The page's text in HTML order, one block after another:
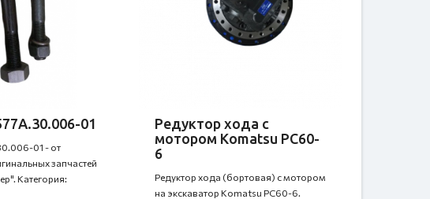
01
01 - от
запчастей
Категория:
Редуктор хода с
мотором Komatsu PC60-
6
Редуктор хода (бортовая) с мотором
на экскаватор Komatsu PC60-6.